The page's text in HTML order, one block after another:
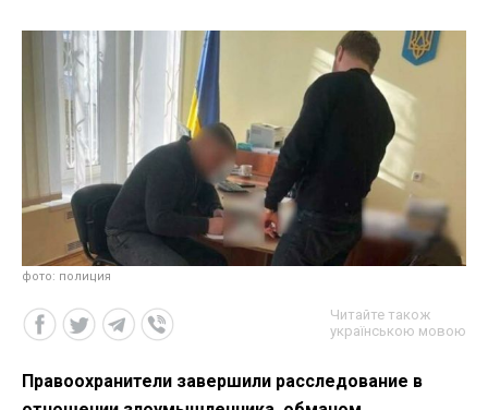
фото: полиция
Читайте також
українською мовою
Правоохранители завершили расследование в